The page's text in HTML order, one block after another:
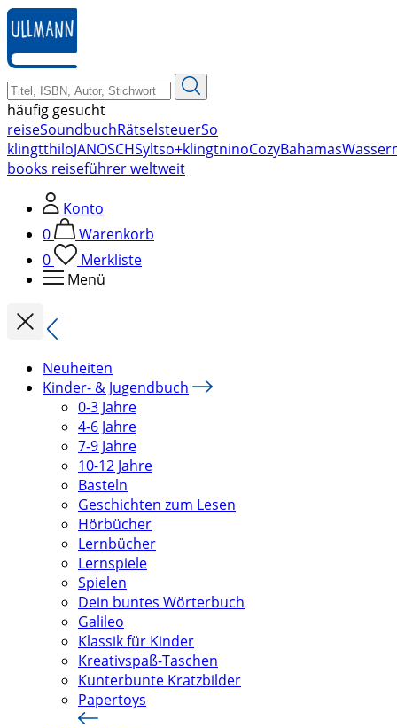
zum
Hauptinhalt
springen
häufig gesucht
reiseSoundbuchRätselsteuerSo
klingtthiloJANOSCHSyltso+klingtninoCozyBahamas
books reiseführer weltweit
Konto
0
Warenkorb
0
Merkliste
Menü
Neuheiten
Kinder- & Jugendbuch
0-3 Jahre
4-6 Jahre
7-9 Jahre
10-12 Jahre
Basteln
Geschichten zum Lesen
Hörbücher
Lernbücher
Lernspiele
Spielen
Dein buntes Wörterbuch
Galileo
Klassik für Kinder
Kreativspaß-Taschen
Kunterbunte Kratzbilder
Papertoys